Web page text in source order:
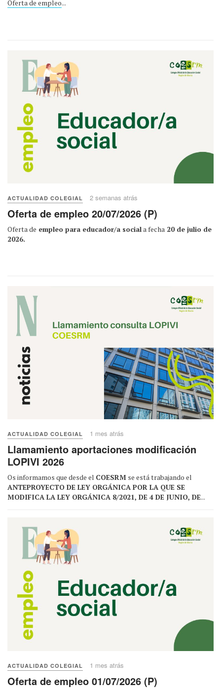
Oferta de empleo...
ACTUALIDAD COLEGIAL 2 semanas atrás
Oferta de empleo 20/07/2026 (P)
Oferta de empleo para educador/a sociala fecha 20 de julio de
2026.
ACTUALIDAD COLEGIAL 1 mes atrás
Llamamiento aportaciones modificación
LOPIVI 2026
Os informamos que desde el COESRM se está trabajando el
ANTEPROYECTO DE LEY ORGÁNICA POR LA QUE SE
MODIFICA LA LEY ORGÁNICA 8/2021, DE 4 DE JUNIO, DE...
ACTUALIDAD COLEGIAL 1 mes atrás
Oferta de empleo 01/07/2026 (P)